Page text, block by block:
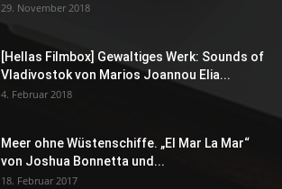
29. November 2018
[Hellas Filmbox] Gewaltiges Werk: Sounds of
Vladivostok von Marios Joannou Elia...
4. Februar 2018
Meer ohne Wüstenschiffe. „El Mar La Mar“
von Joshua Bonnetta und...
18. Februar 2017